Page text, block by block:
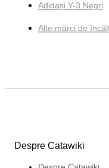
Adidași Y-3 Negri
Alte mărci de
Despre Catawiki